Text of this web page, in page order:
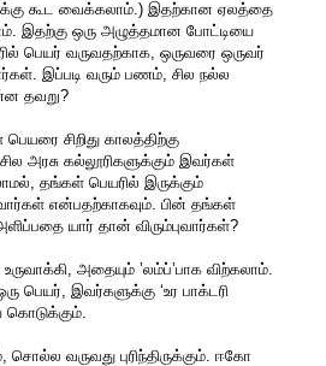
கூட வைக்கலாம்.) இதற்கான ஏலத்தை
இதற்கு ஒரு அழுத்தமான போட்டியை
பெயர் வருவதற்காக, ஒருவரை ஒருவர்
இப்படி வரும் பணம், சில நல்ல
தவறு?
சிறிது காலத்திற்கு
அரசு கல்லூரிகளுக்கும் இவர்கள்
தங்கள் பெயரில் இருக்கும்
என்பதற்காகவும். பின் தங்கள்
யார் தான் விரும்புவார்கள்?
அதையும் ’லம்ப்’பாக விற்கலாம்.
பெயர், இவர்களுக்கு ‘உர பாக்டரி
கொடுக்கும்.
வருவது புரிந்திருக்கும். ஈகோ